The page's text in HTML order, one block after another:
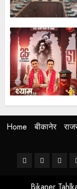
Home बीकानेर
Homeबीकानेर
Bikaner